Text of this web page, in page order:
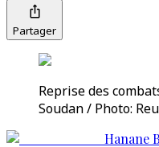
Partager
Reprise des
Soudan / Photo:
Hanane